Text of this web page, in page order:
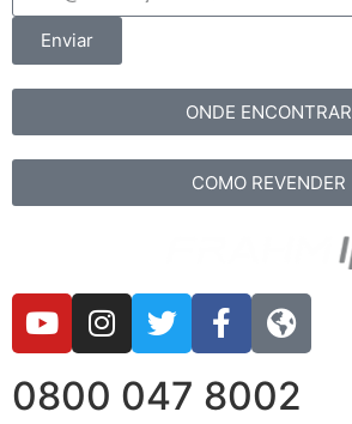
Enviar
ONDE ENCONTRAR
COMO REVENDER
0800 047 8002